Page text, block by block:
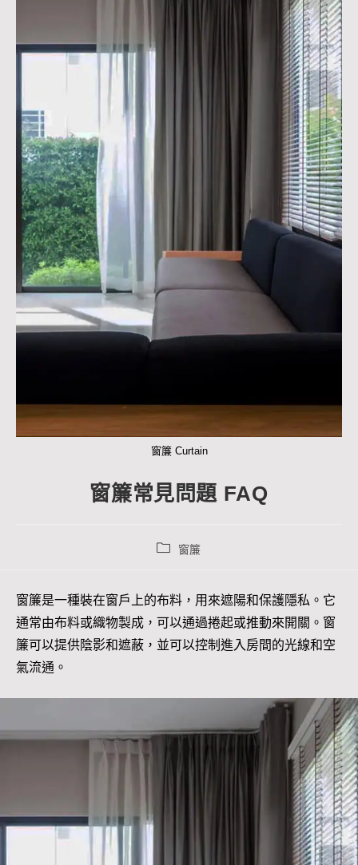
窗簾 Curtain
窗簾常見問題 FAQ
窗簾
窗簾是一種裝在窗戶上的布料，用來遮陽和保護隱私。它
通常由布料或織物製成，可以通過捲起或推動來開關。窗
簾可以提供陰影和遮蔽，並可以控制進入房間的光線和空
氣流通。